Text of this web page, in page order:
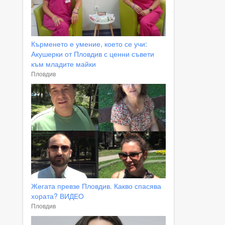
Кърменето е умение, което се учи:
Акушерки от Пловдив с ценни съвети
към младите майки
Пловдив
Жегата превзе Пловдив. Какво спасява
хората? ВИДЕО
Пловдив